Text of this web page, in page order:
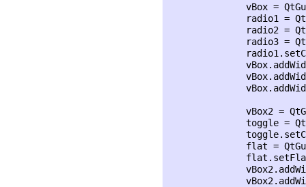
vBox =
radio1 =
radio2 =
radio3 =
vBox2 =
toggle =
flat =